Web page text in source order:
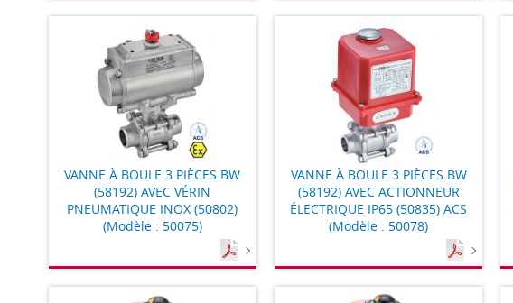
VANNE À BOULE 3 PIÈCES BW
(58192) AVEC VÉRIN
PNEUMATIQUE INOX (50802)
(Modèle : 50075)
VANNE À BOULE 3 PIÈCES BW
(58192) AVEC ACTIONNEUR
ÉLECTRIQUE IP65 (50835) ACS
(Modèle : 50078)